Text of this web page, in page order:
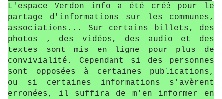
L'espace Verdon info a été créé pour le
partage d'informations sur les communes,
associations... Sur certains billets, des
photos , des vidéos, des audio et des
textes sont mis en ligne pour plus de
convivialité. Cependant si des personnes
sont opposées à certaines publications,
ou si certaines informations s'avèrent
erronées, il suffira de m'en informer en